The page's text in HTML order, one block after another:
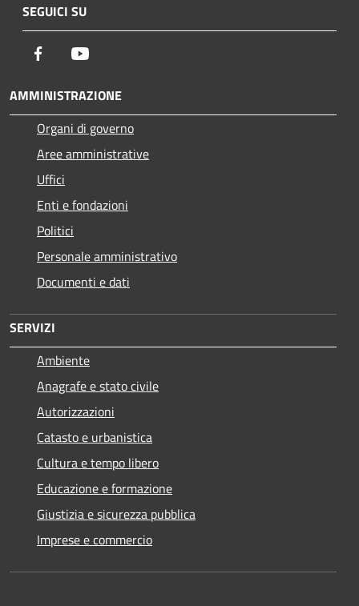
SEGUICI SU
Facebook
AMMINISTRAZIONE
Organi di governo
Aree amministrative
Uffici
Enti e fondazioni
Politici
Personale amministrativo
Documenti e dati
SERVIZI
Ambiente
Anagrafe e stato civile
Autorizzazioni
Catasto e urbanistica
Cultura e tempo libero
Educazione e formazione
Giustizia e sicurezza pubblica
Imprese e commercio